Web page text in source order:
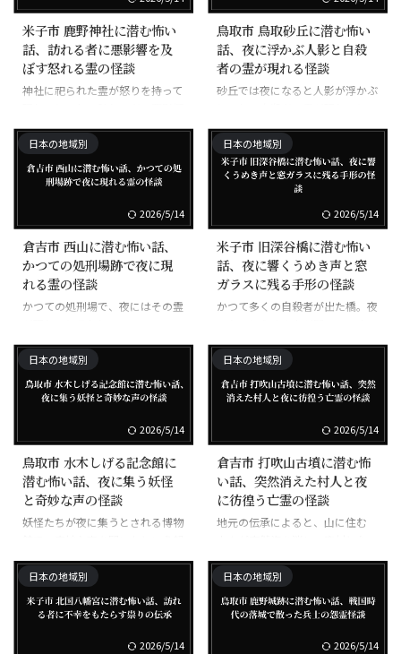
米子市 鹿野神社に潜む怖い
話、訪れる者に悪影響を及
ぼす怒れる霊の怪談
神社に祀られた霊が怒りを持って
を及ぼすという
鳥取市 鳥取砂丘に潜む怖い
話、夜に浮かぶ人影と自殺
者の霊が現れる怪談
砂丘では夜になると人影が浮かぶ
う噂がある
日本の地域別
2026/5/14
倉吉市 西山に潜む怖い話、
かつての処刑場跡で夜に現
れる霊の怪談
かつての処刑場で、夜にはその霊
日本の地域別
2026/5/14
米子市 旧深谷橋に潜む怖い
話、夜に響くうめき声と窓
ガラスに残る手形の怪談
かつて多くの自殺者が出た橋。夜
窓ガラスに手形がつくという
日本の地域別
2026/5/14
鳥取市 水木しげる記念館に
潜む怖い話、夜に集う妖怪
と奇妙な声の怪談
妖怪たちが夜に集うとされる博物
告がある
日本の地域別
2026/5/14
倉吉市 打吹山古墳に潜む怖
い話、突然消えた村人と夜
に彷徨う亡霊の怪談
地元の伝承によると、山に住む
た。夜にはその亡霊が出るとされ
る
日本の地域別
2026/5/14
日本の地域別
2026/5/14